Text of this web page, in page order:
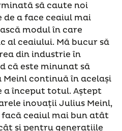
să caute noi
a face ceaiul mai
modul în care
al ceaiului. Mă bucur să
din industrie în
că este minunat să
continuă în același
început totul. Aștept
inovații Julius Meinl,
ceaiul mai bun atât
și pentru generațiile